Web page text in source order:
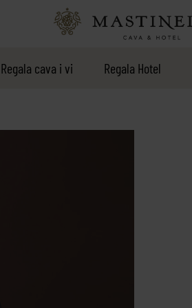
Regala cava i vi Regala Hotel